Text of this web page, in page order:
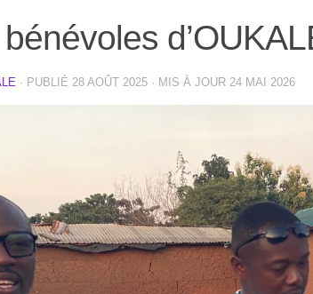
· PUBLIÉ 28 AOÛT 2025 · MIS À JOUR 24 MAI 2026